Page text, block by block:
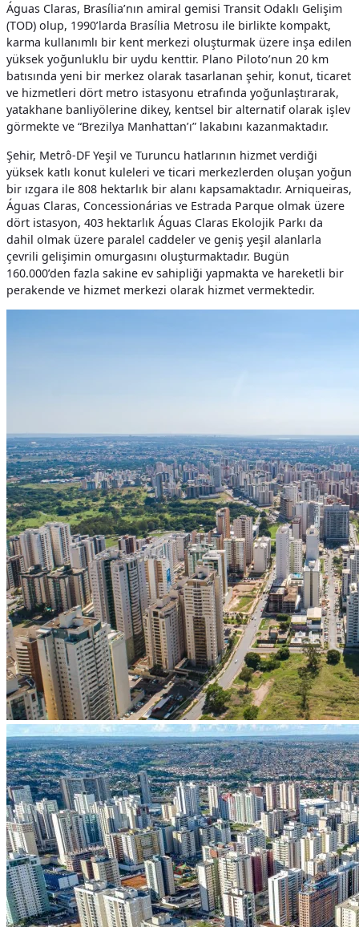
Águas Claras, Brasília’nın amiral gemisi Transit Odaklı Gelişim
(TOD) olup, 1990’larda Brasília Metrosu ile birlikte kompakt,
karma kullanımlı bir kent merkezi oluşturmak üzere inşa edilen
yüksek yoğunluklu bir uydu kenttir. Plano Piloto’nun 20 km
batısında yeni bir merkez olarak tasarlanan şehir, konut, ticaret
ve hizmetleri dört metro istasyonu etrafında yoğunlaştırarak,
yatakhane banliyölerine dikey, kentsel bir alternatif olarak işlev
görmekte ve “Brezilya Manhattan’ı” lakabını kazanmaktadır.
Şehir, Metrô-DF Yeşil ve Turuncu hatlarının hizmet verdiği
yüksek katlı konut kuleleri ve ticari merkezlerden oluşan yoğun
bir ızgara ile 808 hektarlık bir alanı kapsamaktadır. Arniqueiras,
Águas Claras, Concessionárias ve Estrada Parque olmak üzere
dört istasyon, 403 hektarlık Águas Claras Ekolojik Parkı da
dahil olmak üzere paralel caddeler ve geniş yeşil alanlarla
çevrili gelişimin omurgasını oluşturmaktadır. Bugün
160.000’den fazla sakine ev sahipliği yapmakta ve hareketli bir
perakende ve hizmet merkezi olarak hizmet vermektedir.